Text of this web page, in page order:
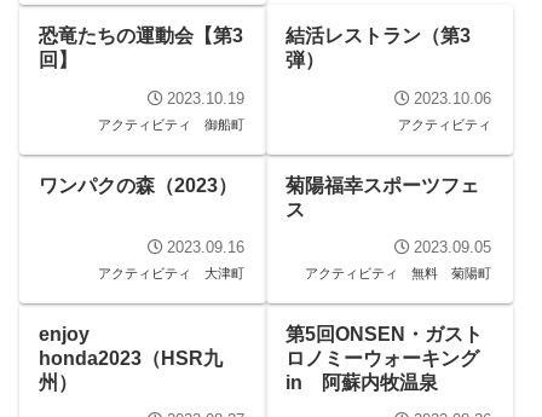
恐竜たちの運動会【第3
回】
2023.10.19
アクティビティ 御船町
結活レストラン（第3
弾）
2023.10.06
アクティビティ
ワンパクの森（2023）
2023.09.16
アクティビティ 大津町
菊陽福幸スポーツフェ
ス
2023.09.05
アクティビティ 無料 菊陽町
enjoy
honda2023（HSR九
州）
第5回ONSEN・ガスト
ロノミーウォーキング
in 阿蘇内牧温泉